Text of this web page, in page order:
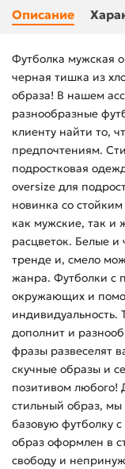
Описание
Футболка мужская
черная тишка из
образа! В нашем
разнообразные
клиенту найти то,
предпочтениям.
подростковая
oversize для
новинка со
как мужские, так и
расцветок. Белые и
тренде и, смело
жанра. Футболки с
окружающих и
индивидуальность.
дополнит и
фразы развеселят
скучные образы и
позитивом любого!
стильный образ,
базовую футболку
образ оформлен в
свободу и